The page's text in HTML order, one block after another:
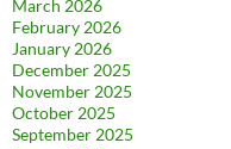
March 2026
February 2026
January 2026
December 2025
November 2025
October 2025
September 2025